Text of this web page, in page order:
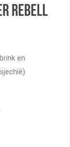
Rebell
en